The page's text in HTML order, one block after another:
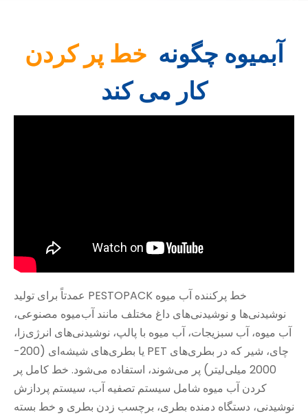
آبمیوه چگونه خط پر کردن
کار می کند
خط پرکننده آب میوه PESTOPACK عمدتاً برای تولید
نوشیدنی‌ها و نوشیدنی‌های داغ مختلف مانند آب‌میوه مصنوعی،
آب میوه، آب سبزیجات، آب میوه با پالپ، نوشیدنی‌های انرژی‌زا،
چای، شیر که در بطری‌های PET یا بطری‌های شیشه‌ای (200-
2000 میلی‌لیتر) پر می‌شوند، استفاده می‌شود. خط کامل پر
کردن آب میوه شامل سیستم تصفیه آب، سیستم پردازش
نوشیدنی، دستگاه دمنده بطری، برچسب زدن بطری و خط بسته